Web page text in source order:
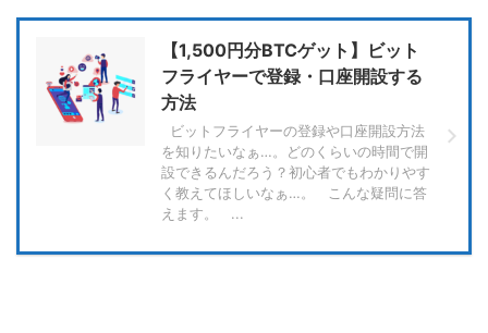
【1,500円分BTCゲット】ビット
フライヤーで登録・口座開設する
方法
ビットフライヤーの登録や口座開設方法
を知りたいなぁ…。どのくらいの時間で開
設できるんだろう？初心者でもわかりやす
く教えてほしいなぁ…。 こんな疑問に答
えます。 ...